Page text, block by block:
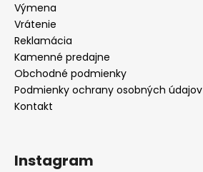
Výmena
Vrátenie
Reklamácia
Kamenné predajne
Obchodné podmienky
Podmienky ochrany osobných údajov
Kontakt
Instagram